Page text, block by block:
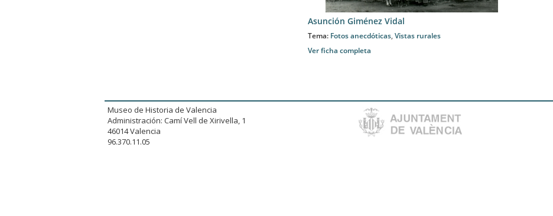
Asunción Giménez Vidal
Tema: Fotos anecdóticas, Vistas rurales
Ver ficha completa
Museo de Historia de Valencia
Administración: Camí Vell de Xirivella, 1
46014 Valencia
96.370.11.05